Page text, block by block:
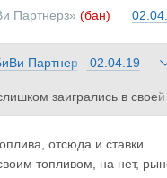
Партнерз» (бан)
Партнер
02.04.19
заигрались в своей
областная растаможка.
отсюда и ставки
топливом, на нет,